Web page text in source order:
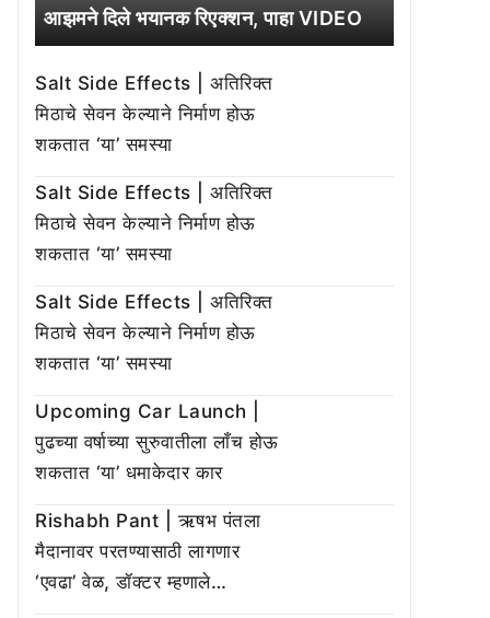
आझमने दिले भयानक रिएक्शन, पाहा VIDEO
Salt Side Effects | अतिरिक्त
मिठाचे सेवन केल्याने निर्माण होऊ
शकतात ‘या’ समस्या
Salt Side Effects | अतिरिक्त
मिठाचे सेवन केल्याने निर्माण होऊ
शकतात ‘या’ समस्या
Salt Side Effects | अतिरिक्त
मिठाचे सेवन केल्याने निर्माण होऊ
शकतात ‘या’ समस्या
Upcoming Car Launch |
पुढच्या वर्षाच्या सुरुवातीला लाँच होऊ
शकतात ‘या’ धमाकेदार कार
Rishabh Pant | ऋषभ पंतला
मैदानावर परतण्यासाठी लागणार
‘एवढा’ वेळ, डॉक्टर म्हणाले…